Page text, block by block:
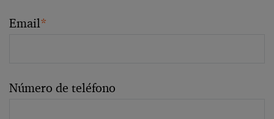
Email*
Número de teléfono